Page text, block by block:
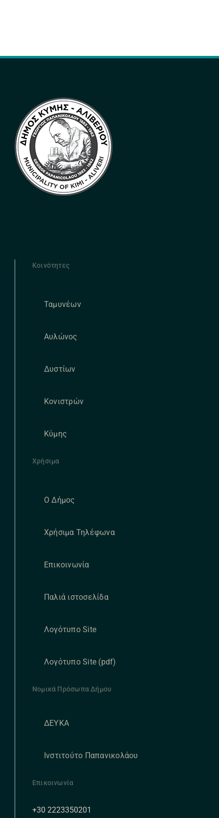
Κοινότητες
Ταμυνέων
Αυλώνος
Δυστίων
Κονιστρών
Κύμης
Χρήσιμα
Ο Δήμος
Χρήσιμα Τηλέφωνα
Επικοινωνία
Παλιά ιστοσελίδα
Λογότυπο Site
Λογότυπο Site (pdf)
Νομικά Πρόσωπα Δήμου
ΔΕΥΚΑ
Ινστιτούτο Παπανικολάου
Επικοινωνία
+30 2223350201